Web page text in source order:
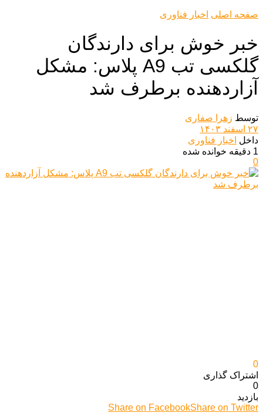
صفحه اصلی اخبار فناوری
خبر خوش برای دارندگان
گلکسی تب A9 پلاس: مشکل
آزاردهنده برطرف شد
توسط زهرا صفاری
۲۷ اسفند ۱۴۰۳
داخل اخبار فناوری
1 دقیقه خوانده شده
0
0
اشتراک گذاری‌
0
بازدید
Share on FacebookShare on Twitter